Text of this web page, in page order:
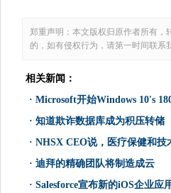
郑重声明：本文版权归原作者所有，
的，如有侵权行为，请第一时间联系
相关新闻：
· Microsoft开始Windows 10's
· 知道欺诈数据库成为积压转储
· NHSX CEO说，医疗保健和技
· 迪拜的精确团队将制造成云
· Salesforce宣布新的iOS企业应